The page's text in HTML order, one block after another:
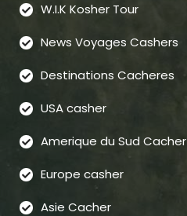
W.I.K Kosher Tour
News Voyages Cashers
Destinations Cacheres
USA casher
Amerique du Sud Cacher
Europe casher
Asie Cacher